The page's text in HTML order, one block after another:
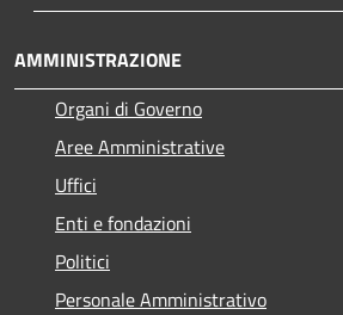
AMMINISTRAZIONE
Organi di Governo
Aree Amministrative
Uffici
Enti e fondazioni
Politici
Personale Amministrativo